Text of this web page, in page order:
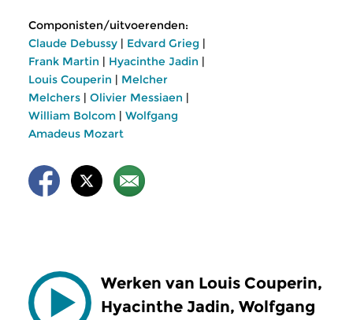
Componisten/uitvoerenden:
Claude Debussy | Edvard Grieg |
Frank Martin | Hyacinthe Jadin |
Louis Couperin | Melcher
Melchers | Olivier Messiaen |
William Bolcom | Wolfgang
Amadeus Mozart
Werken van Louis Couperin,
Hyacinthe Jadin, Wolfgang